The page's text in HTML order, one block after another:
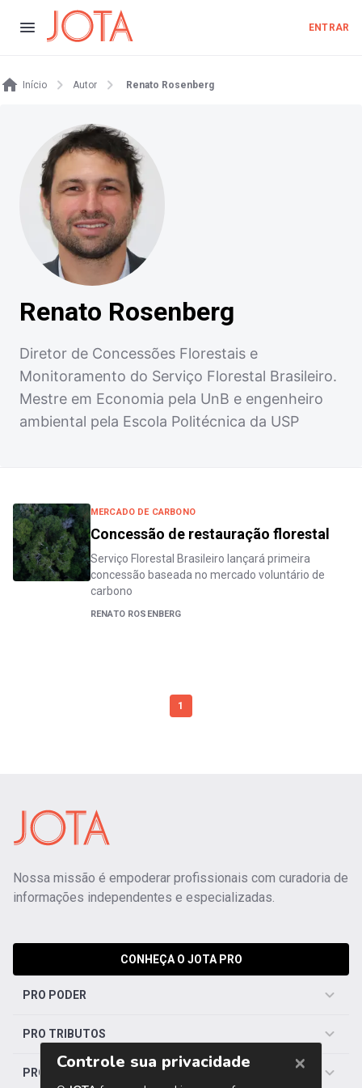
ENTRAR
Início Autor Renato Rosenberg
Renato Rosenberg
Diretor de Concessões Florestais e
Monitoramento do Serviço Florestal Brasileiro.
Mestre em Economia pela UnB e engenheiro
ambiental pela Escola Politécnica da USP
MERCADO DE CARBONO
Concessão de restauração florestal
Serviço Florestal Brasileiro lançará primeira
concessão baseada no mercado voluntário de
carbono
RENATO ROSENBERG
1
Nossa missão é empoderar profissionais com curadoria de
informações independentes e especializadas.
CONHEÇA O JOTA PRO
PRO PODER
PRO TRIBUTOS
PRO TRABALHISTA